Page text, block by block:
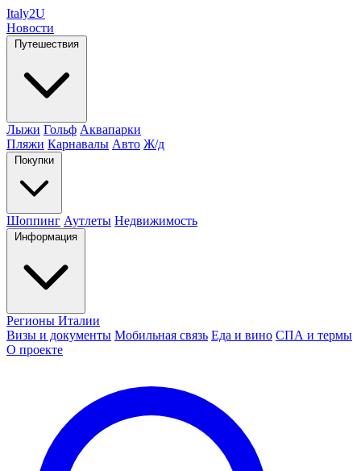
Italy2U
Новости
Путешествия
Лыжи Гольф Аквапарки
Пляжи Карнавалы Авто Ж/д
Покупки
Шоппинг Аутлеты Недвижимость
Информация
Регионы Италии
Визы и документы Мобильная связь Еда и вино СПА и термы
О проекте